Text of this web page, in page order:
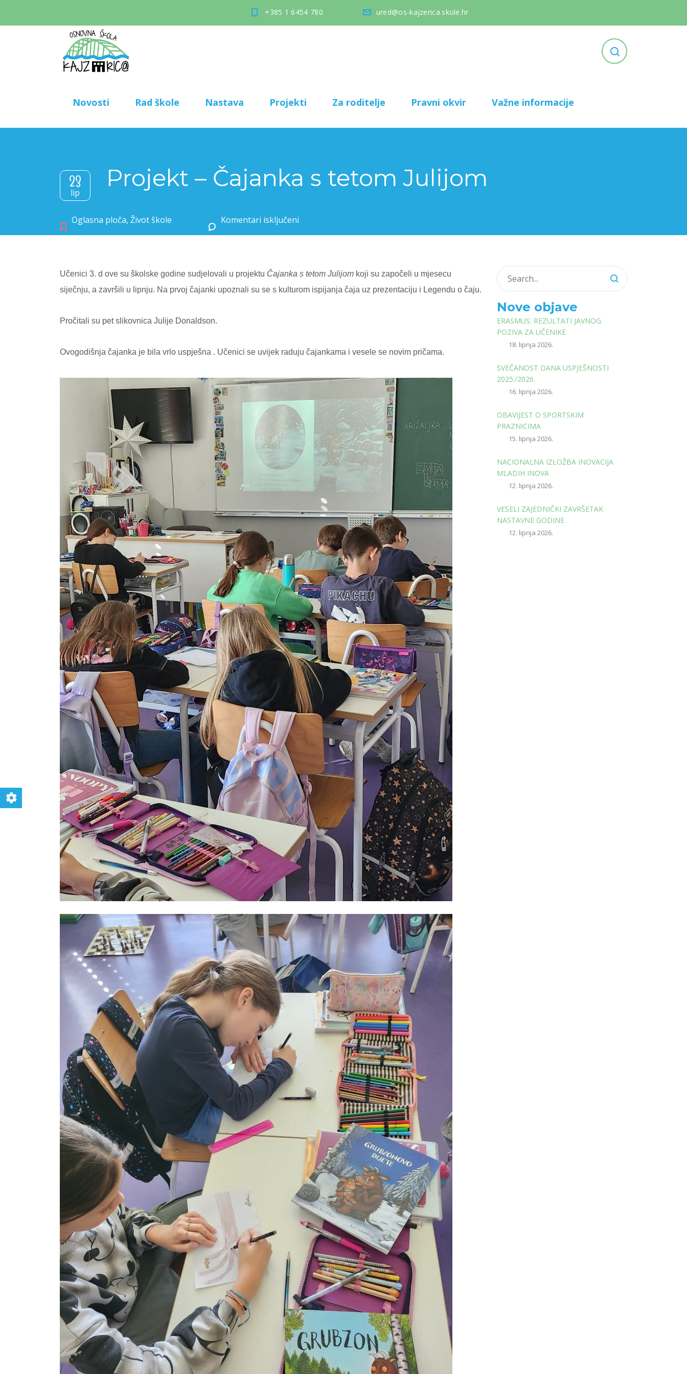
+385 1 6454 780 ured@os-kajzerica.skole.hr
Novosti Rad škole Nastava Projekti Za roditelje Pravni okvir Važne informacije
23
lip
Projekt – Čajanka s tetom Julijom
Oglasna ploča, Život škole Komentari isključeni
Učenici 3. d ove su školske godine sudjelovali u projektu Čajanka s tetom Julijom koji su započeli u mjesecu
siječnju, a završili u lipnju. Na prvoj čajanki upoznali su se s kulturom ispijanja čaja uz prezentaciju i Legendu o čaju.
Pročitali su pet slikovnica Julije Donaldson.
Ovogodišnja čajanka je bila vrlo uspješna . Učenici se uvijek raduju čajankama i vesele se novim pričama.
Nove objave
ERASMUS: REZULTATI JAVNOG
POZIVA ZA UČENIKE
18. lipnja 2026.
SVEČANOST DANA USPJEŠNOSTI
2025./2026.
16. lipnja 2026.
OBAVIJEST O SPORTSKIM
PRAZNICIMA
15. lipnja 2026.
NACIONALNA IZLOŽBA INOVACIJA
MLADIH INOVA
12. lipnja 2026.
VESELI ZAJEDNIČKI ZAVRŠETAK
NASTAVNE GODINE
12. lipnja 2026.